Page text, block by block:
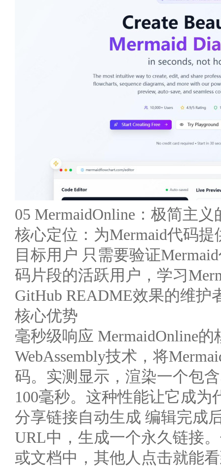
05 MermaidOnline：极简主
核心定位：为Mermaid代码
目标用户 只需要验证
码片段的活跃用户，学习
GitHub README效果的维护
核心优势
毫秒级响应 MermaidOnline
WebAssembly技术，将
码。实测显示，渲染一个包
100毫秒。这种性能让它成为
分享链接自动生成 编辑完成
URL中，生成一个永久链接
或文档中，其他人点击就能